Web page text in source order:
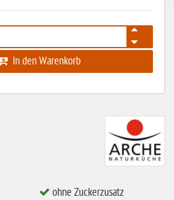
In den Warenkorb
ohne Zuckerzusatz